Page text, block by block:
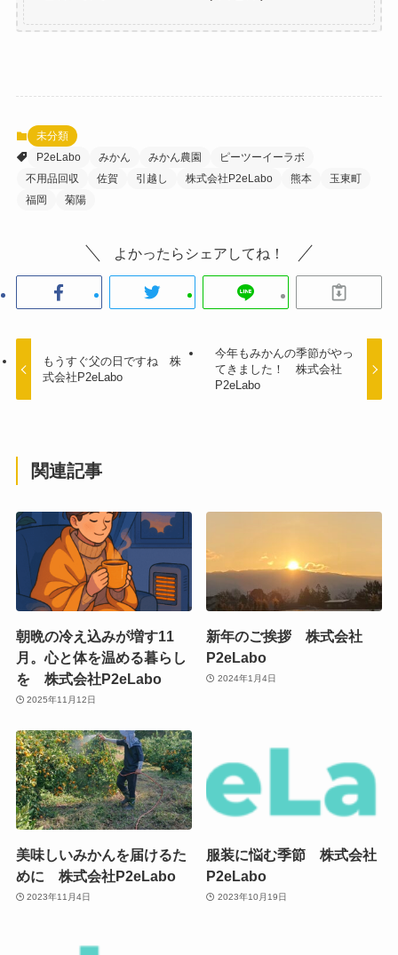
未分類
P2eLabo
みかん みかん農園
ピーツーイーラボ
不用品回収
佐賀 引越し 株式会社P2eLabo 熊本
玉東町
福岡
菊陽
よかったらシェアしてね！
もうすぐ父の日ですね 株
式会社P2eLabo
今年もみかんの季節がやっ
てきました！ 株式会社
P2eLabo
関連記事
朝晩の冷え込みが増す11
月。心と体を温める暮らし
を 株式会社P2eLabo
2025年11月12日
新年のご挨拶 株式会社
P2eLabo
2024年1月4日
美味しいみかんを届けるた
めに 株式会社P2eLabo
2023年11月4日
服装に悩む季節 株式会社
P2eLabo
2023年10月19日